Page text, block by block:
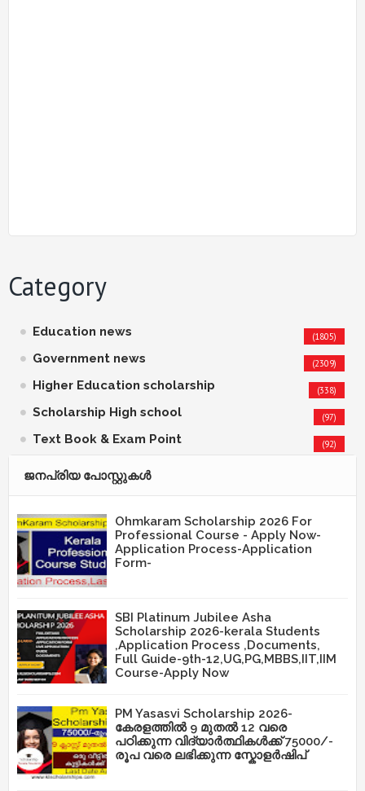
Category
Education news (1805)
Government news (2309)
Higher Education scholarship (338)
Scholarship High school (97)
Text Book & Exam Point (92)
ജനപ്രിയ പോസ്റ്റുകള്‍‌
Ohmkaram Scholarship 2026 For
Professional Course - Apply Now-
Application Process-Application
Form-
SBI Platinum Jubilee Asha
Scholarship 2026-kerala Students
,Application Process ,Documents,
Full Guide-9th-12,UG,PG,MBBS,IIT,IIM
Course-Apply Now
PM Yasasvi Scholarship 2026-
കേരളത്തിൽ 9 മുതൽ 12 വരെ
പഠിക്കുന്ന വിദ്യാർത്ഥികൾക്ക് 75000/-
രൂപ വരെ ലഭിക്കുന്ന സ്കോളർഷിപ്